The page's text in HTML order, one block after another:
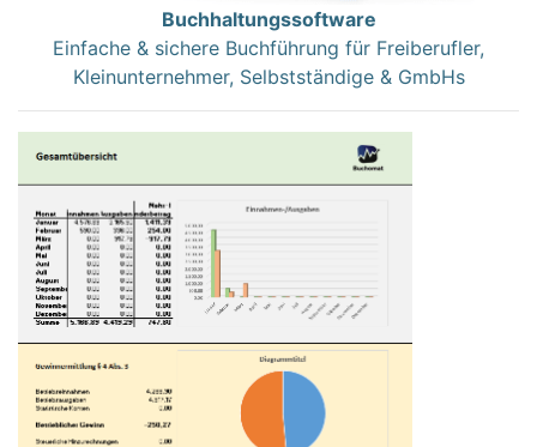
Buchhaltungssoftware
Einfache & sichere Buchführung für Freiberufler,
Kleinunternehmer, Selbstständige & GmbHs